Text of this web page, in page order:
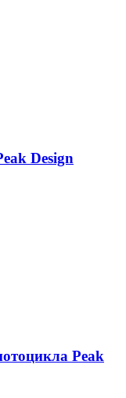
Design
Peak